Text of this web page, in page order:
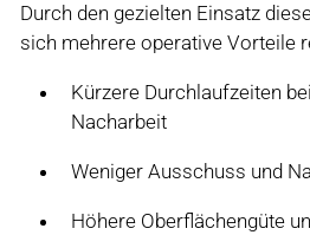
Durch den gezielten Einsatz
sich mehrere operative Vorteile
Kürzere Durchlaufzeiten
Nacharbeit
Weniger Ausschuss und
Höhere Oberflächengüte